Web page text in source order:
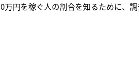
万円を稼ぐ人の割合を知るために、